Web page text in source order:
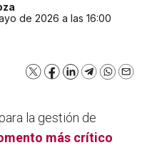
de 2026 a las 16:00
X Facebook
LinkedInTelegram
la gestión de
más crítico